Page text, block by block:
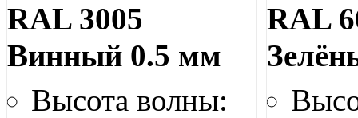
RAL 3005
Винный 0.5 мм
Высота волны:
RAL